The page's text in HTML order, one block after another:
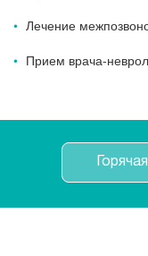
Лечение
Прием врача-